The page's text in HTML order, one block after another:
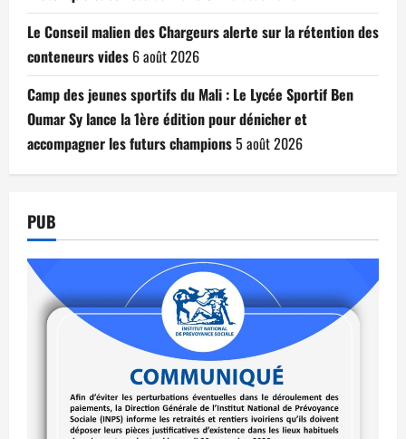
Le Conseil malien des Chargeurs alerte sur la rétention des
conteneurs vides 6 août 2026
Camp des jeunes sportifs du Mali : Le Lycée Sportif Ben
Oumar Sy lance la 1ère édition pour dénicher et
accompagner les futurs champions5 août 2026
PUB